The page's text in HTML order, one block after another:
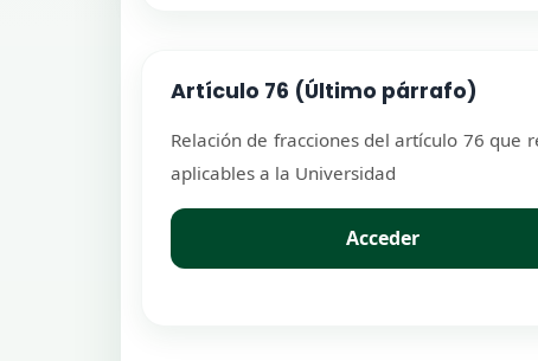
Artículo 76 (Último párrafo)
Relación de fracciones del artículo 76 que
aplicables a la Universidad
Acceder